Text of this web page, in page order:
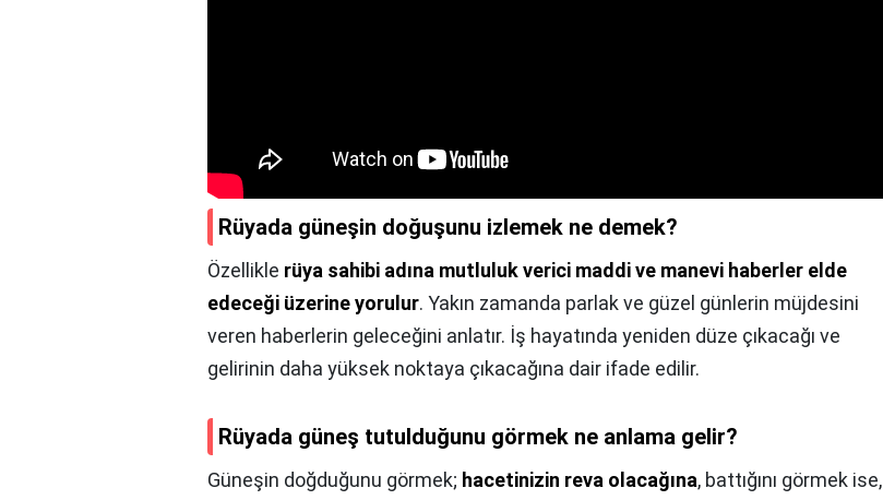
Rüyada güneşin doğuşunu izlemek ne demek?
Özellikle rüya sahibi adına mutluluk verici maddi ve manevi haberler elde
edeceği üzerine yorulur. Yakın zamanda parlak ve güzel günlerin müjdesini
veren haberlerin geleceğini anlatır. İş hayatında yeniden düze çıkacağı ve
gelirinin daha yüksek noktaya çıkacağına dair ifade edilir.
Rüyada güneş tutulduğunu görmek ne anlama gelir?
Güneşin doğduğunu görmek; hacetinizin reva olacağına, battığını görmek ise,